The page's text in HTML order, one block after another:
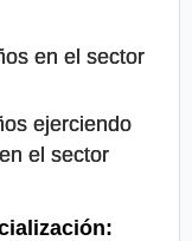
en el sector
ejerciendo
el sector